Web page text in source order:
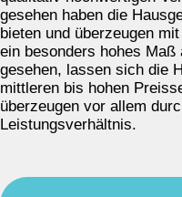
gesehen haben die
bieten und überzeugen
ein besonders hohes
gesehen, lassen sich die
mittleren bis hohen
überzeugen vor allem
Leistungsverhältnis.